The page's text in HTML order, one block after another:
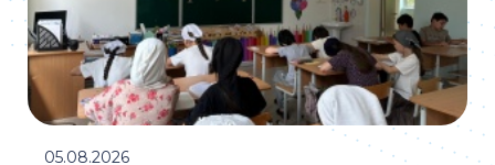
05.08.2026